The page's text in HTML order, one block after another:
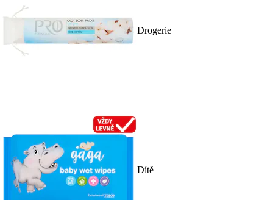
Drogerie
Dítě